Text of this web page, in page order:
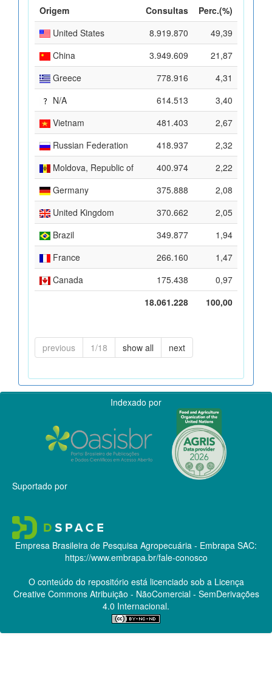
Origem Consultas
Perc.(%)
United States
8.919.870
49,39
China
3.949.609
21,87
Greece
778.916
4,31
N/A
614.513
3,40
Vietnam
481.403
2,67
Russian Federation
418.937
2,32
Moldova, Republic of
400.974
2,22
Germany
375.888
2,08
United Kingdom
370.662
2,05
Brazil
349.877
1,94
France
266.160
1,47
Canada
175.438
0,97
18.061.228
100,00
previous 1/18 show all next
Indexado por
Suportado por
Empresa Brasileira de Pesquisa Agropecuária - Embrapa SAC:
https://www.embrapa.br/fale-conosco
O conteúdo do repositório está licenciado sob a Licença
Creative CommonsAtribuição - NãoComercial - SemDerivações
4.0 Internacional.